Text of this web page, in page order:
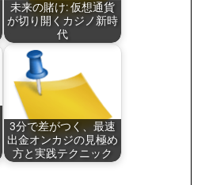
未来の賭け: 仮想通貨
が切り開くカジノ新時
代
3分で差がつく、最速
出金オンカジの見極め
方と実践テクニック